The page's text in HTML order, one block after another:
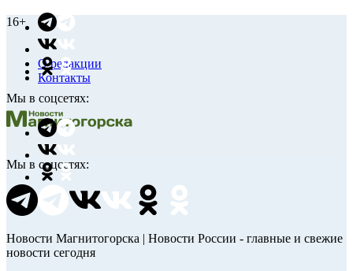
Мы в соцсетях:
16+
О редакции
Контакты
Мы в соцсетях:
Новости Магнитогорска | Новости России - главные и свежие
новости сегодня